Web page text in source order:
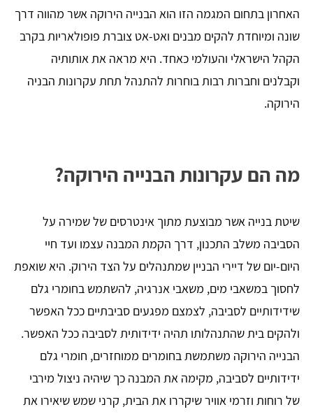
האחרון בתחום המגמה הזו הוא הבנייה הירוקה אשר מהווה דרך
שונה ומיוחדת להקים מבנים ואט-אט צוברת פופולאריות בקרב
הקהל הישראלי והעולמי כאחד. היא מראה את אותותיה
וקבלנים וחברות רבות בוחרות להתנהל תחת עקרונות הבניה
הירוקה.
מה הם עקרונות הבנייה הירוקה?
שיטת בנייה אשר מבוצעת מתוך אינטרסים של שמירה על
הסביבה משלב התכנון, דרך הקמת המבנה עצמו ועד חיי
היום-יום של דיירי הבניין שמתנהלים על הצד הירוק. היא שואפת
לחסוך במשאבי מים, משאבי אנרגיה, להשתמש בחומרי גלם
שידידותיים לסביבה, לצמצם מפגעים סביבתיים ככל האפשר
ולהקים בית שהתנהלותו תהיה ידידותית לסביבה ככל האפשר.
הבנייה הירוקה משתמשת בחומרים ממוחזרים, חומרי גלם
ידידותיים לסביבה, מקימה את המבנה כך שיהיה ניצול מירבי
של רוחות וזרמי אוויר שיקררו את הבית, קרני שמש שיאירו את